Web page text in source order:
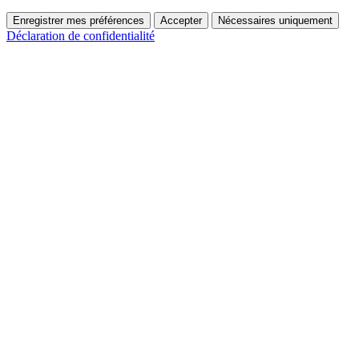
Enregistrer mes préférences Accepter Nécessaires uniquement
Déclaration de confidentialité